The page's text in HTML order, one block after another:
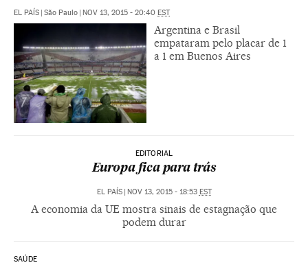
EL PAÍS São Paulo NOV 13, 2015 - 20:40 EST
Argentina e Brasil
empataram pelo placar de 1
a 1 em Buenos Aires
EDITORIAL
Europa fica para trás
EL PAÍS NOV 13, 2015 - 18:53 EST
A economia da UE mostra sinais de estagnação que
podem durar
SAÚDE